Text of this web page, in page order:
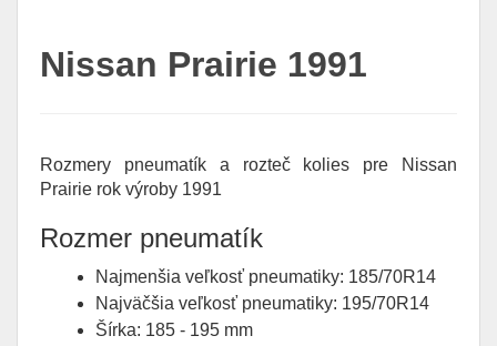
Nissan Prairie 1991
Rozmery pneumatík a rozteč kolies pre Nissan
Prairie rok výroby 1991
Rozmer pneumatík
Najmenšia veľkosť pneumatiky: 185/70R14
Najväčšia veľkosť pneumatiky: 195/70R14
Šírka: 185 - 195 mm